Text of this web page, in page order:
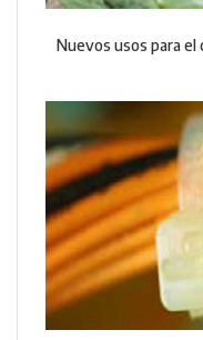
Nuevos usos para